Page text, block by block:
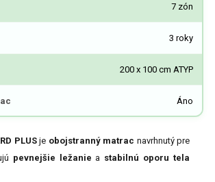
7 zón
3 roky
200 x 100 cm ATYP
Áno
PLUSje obojstranný matrac navrhnutý pre
pevnejšie ležanie a stabilnú oporu tela